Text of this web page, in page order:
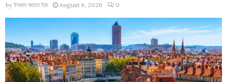
by ইসরাত জাহান ইরা August 6, 2026 0